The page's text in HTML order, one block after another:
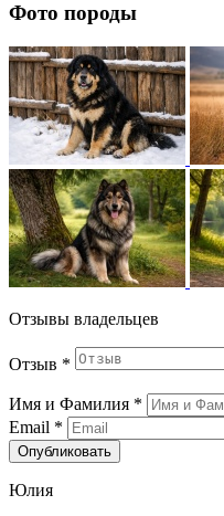
Фото породы
Отзывы владельцев
Отзыв *
Имя и Фамилия *
Email *
Опубликовать
Юлия